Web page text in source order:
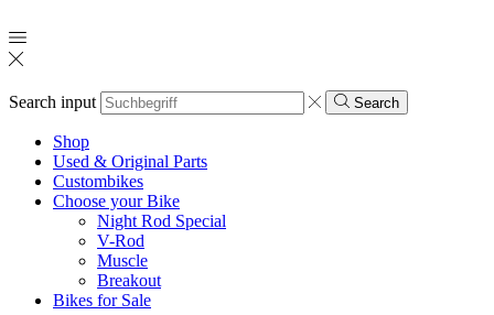
Search input Search
Shop
Used & Original Parts
Custombikes
Choose your Bike
Night Rod Special
V-Rod
Muscle
Breakout
Bikes for Sale